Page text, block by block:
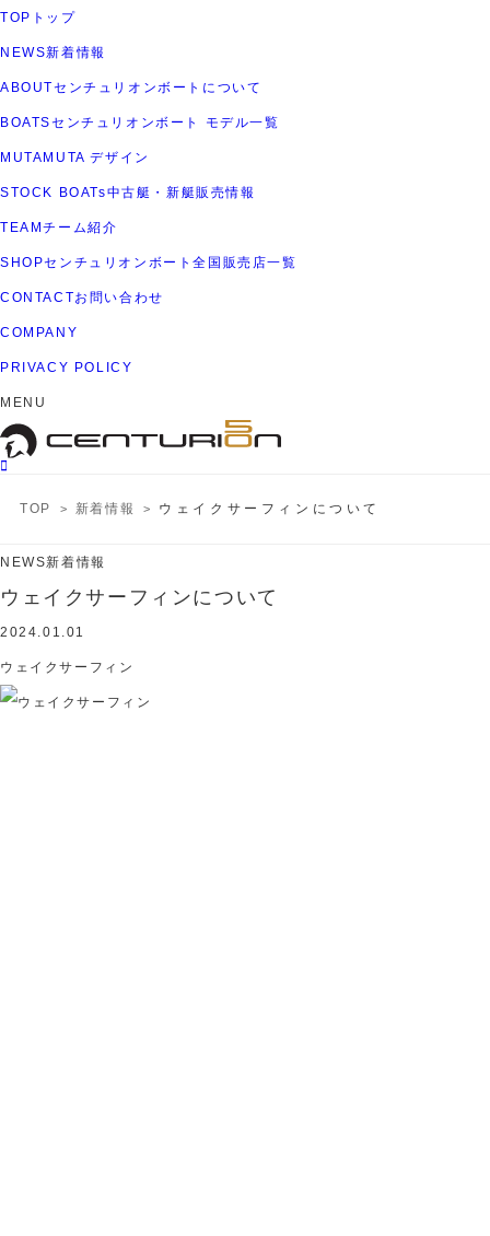
TOP トップ
NEWS新着情報
ABOUTセンチュリオンボートについて
BOATSセンチュリオンボート モデル一覧
MUTA MUTA デザイン
STOCK BOATs中古艇・新艇販売情報
TEAMチーム紹介
SHOPセンチュリオンボート全国販売店一覧
CONTACTお問い合わせ
COMPANY
PRIVACY POLICY
MENU
TOP 新着情報 ウェイクサーフィンについて
NEWS新着情報
ウェイクサーフィンについて
2024.01.01
ウェイクサーフィン